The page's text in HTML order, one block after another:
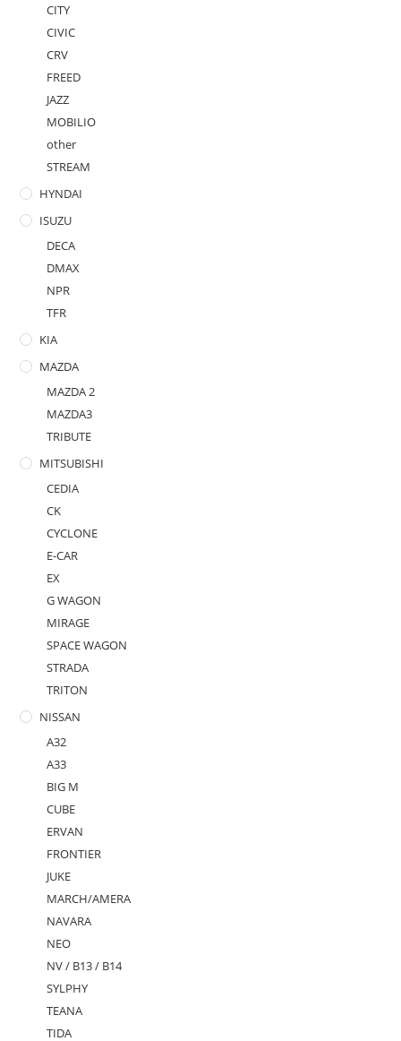
CITY
CIVIC
CRV
FREED
JAZZ
MOBILIO
other
STREAM
HYNDAI
ISUZU
DECA
DMAX
NPR
TFR
KIA
MAZDA
MAZDA 2
MAZDA3
TRIBUTE
MITSUBISHI
CEDIA
CK
CYCLONE
E-CAR
EX
G WAGON
MIRAGE
SPACE WAGON
STRADA
TRITON
NISSAN
A32
A33
BIG M
CUBE
ERVAN
FRONTIER
JUKE
MARCH/AMERA
NAVARA
NEO
NV / B13 / B14
SYLPHY
TEANA
TIDA